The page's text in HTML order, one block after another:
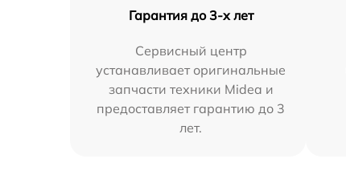
Гарантия до 3-х лет
Сервисный центр
устанавливает оригинальные
запчасти техники Midea и
предоставляет гарантию до 3
лет.